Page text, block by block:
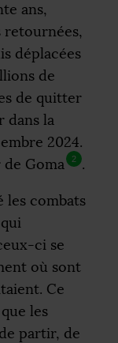
ans,
retournées,
déplacées
de
de quitter
dans la
2024.
Goma
2 .
les combats
ci se
où sont
Ce
les
partir, de